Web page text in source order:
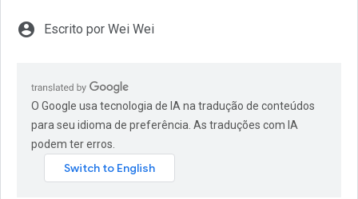
account_circle Escrito por Wei Wei
O Google usa tecnologia de IA na tradução de conteúdos
para seu idioma de preferência. As traduções com IA
podem ter erros.